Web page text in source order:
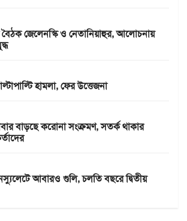
বৈঠক জেলেনস্কি ও নেতানিয়াহুর, আলোচনায়
হামলা, ফের উত্তেজনা
বাড়ছে করোনা সংক্রমণ, সতর্ক থাকার
আবারও গুলি, চলতি বছরে দ্বিতীয়